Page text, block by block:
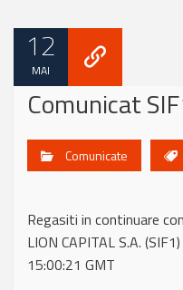
12
MAI
Comunicat
Comunicate
Regasiti in continuare
LION CAPITAL S.A.
15:00:21 GMT